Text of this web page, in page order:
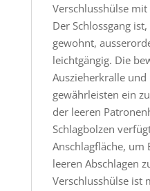
Verschlusshülse
Der Schlossgang
gewohnt,
leichtgängig. Die
Auszieherkralle
gewährleisten ein
der leeren
Schlagbolzen
Anschlagfläche, um
leeren Abschlagen
Verschlusshülse ist